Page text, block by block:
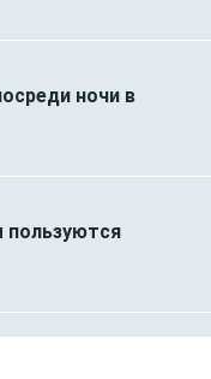
ночи в
пользуются